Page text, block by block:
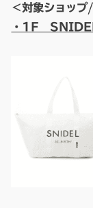
＜対象ショップ
・1F